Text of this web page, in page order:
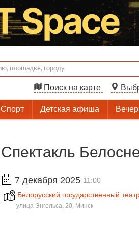
Поиск на карте
Спорт Детская афиша
Спектакль
7 декабря 2025 11:00
Белорусский государственный
улица Энгельса, 20, Минск